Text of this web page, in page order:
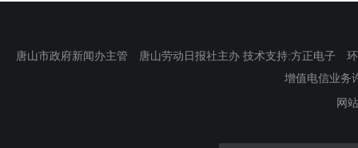
唐山市政府新闻办主管 唐山劳动日报社主办 技术支持:方正电子
增值电信业务
网